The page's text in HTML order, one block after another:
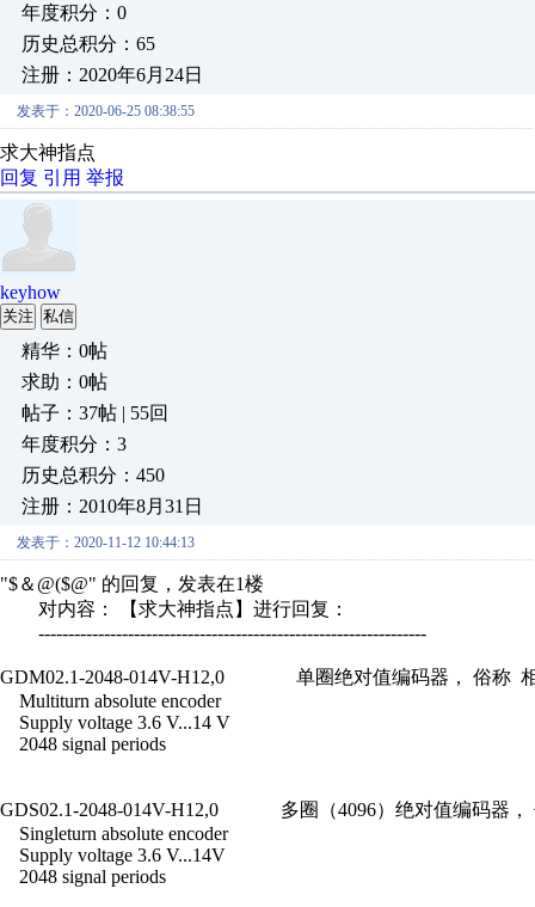
年度积分：0
历史总积分：65
注册：2020年6月24日
发表于：2020-06-25 08:38:55
求大神指点
回复 引用 举报
keyhow
关注 私信
精华：0帖
求助：0帖
帖子：37帖 | 55回
年度积分：3
历史总积分：450
注册：2010年8月31日
发表于：2020-11-12 10:44:13
"$＆@($@" 的回复，发表在1楼
对内容： 【求大神指点】进行回复：
-----------------------------------------------------------------
GDM02.1-2048-014V-H12,0 单圈绝对值编码
Multiturn absolute encoder
Supply voltage 3.6 V...14 V
2048 signal periods
GDS02.1-2048-014V-H12,0 多圈（4096）绝对
Singleturn absolute encoder
Supply voltage 3.6 V...14V
2048 signal periods